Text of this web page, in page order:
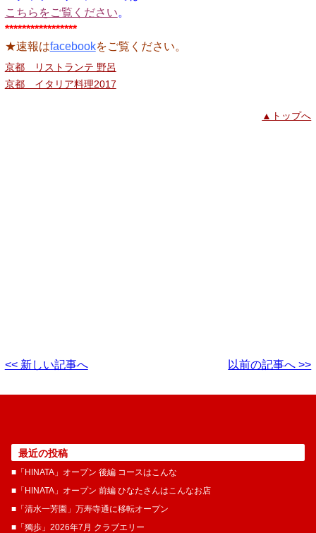
こちらをご覧ください。
*****************
★速報はfacebookをご覧ください。
京都 リストランテ 野呂
京都 イタリア料理2017
▲トップへ
<< 新しい記事へ 以前の記事へ >>
最近の投稿
■「HINATA」オープン 後編 コースはこんな
■「HINATA」オープン 前編 ひなたさんはこんなお店
■「清水一芳園」万寿寺通に移転オープン
■「獨歩」2026年7月 クラブエリー